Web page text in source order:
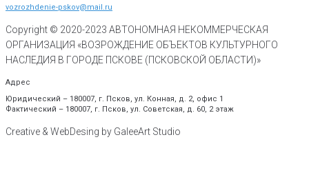
vozrozhdenie-pskov@mail.ru
Copyright © 2020-2023 АВТОНОМНАЯ НЕКОММЕРЧЕСКАЯ
ОРГАНИЗАЦИЯ «ВОЗРОЖДЕНИЕ ОБЪЕКТОВ КУЛЬТУРНОГО
НАСЛЕДИЯ В ГОРОДЕ ПСКОВЕ (ПСКОВСКОЙ ОБЛАСТИ)»
Адрес
Юридический – 180007, г. Псков, ул. Конная, д. 2, офис 1
Фактический – 180007, г. Псков, ул. Советская, д. 60, 2 этаж
Creative & WebDesing by GaleeArt Studio